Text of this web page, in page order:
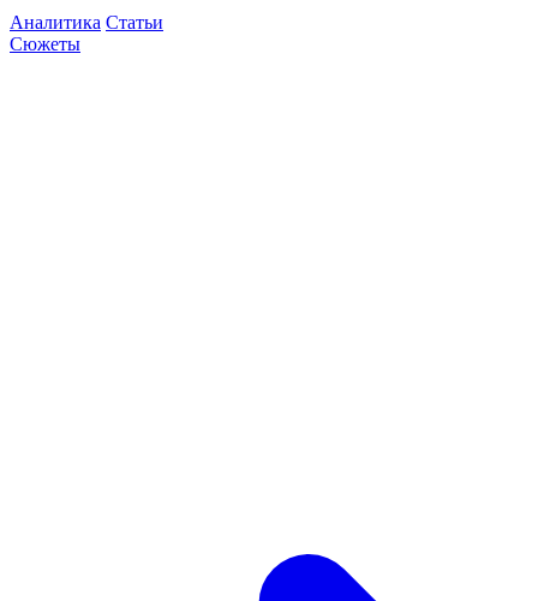
Аналитика Статьи
Сюжеты